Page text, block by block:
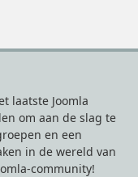
laatste Joomla
om aan de slag te
en een
in de wereld van
community!